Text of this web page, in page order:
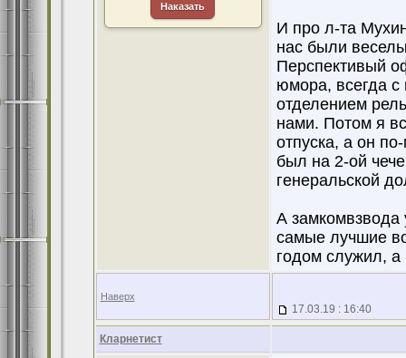
Наказать
И про л-та
нас были
Перспективый
юмора, всегда с
отделением
нами. Потом я
отпуска, а он
был на 2-ой
генеральской
А замкомвзвода
самые лучшие
годом служил,
Наверх
17.03.19 : 16:40
Кларнетист